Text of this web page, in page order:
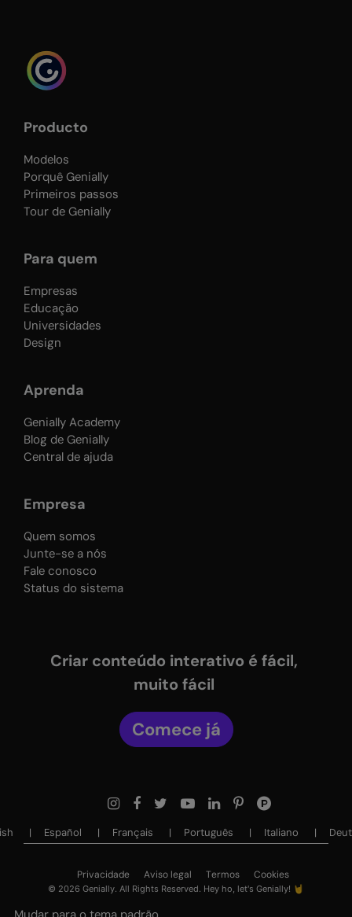
Producto
Modelos
Porquê Genially
Primeiros passos
Tour de Genially
Para quem
Empresas
Educação
Universidades
Design
Aprenda
Genially Academy
Blog de Genially
Central de ajuda
Empresa
Quem somos
Junte-se a nós
Fale conosco
Status do sistema
Criar conteúdo interativo é fácil,
muito fácil
Comece já
Español ‎‎ Français ‎‎ Português ‎‎ Italiano ‎‎
© 2026 Genially. All Rights Reserved. Hey ho, let's Genially! 🤘
Privacidade Aviso legal Termos Cookies